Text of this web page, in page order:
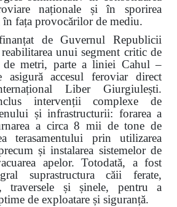
naționale și în sporirea
în fața provocărilor de mediu.
de Guvernul Republicii
unui segment critic de
metri, parte a liniei Cahul –
asigură accesul feroviar direct
Liber Giurgiulești.
intervenții complexe de
și infrastructurii: forarea a
a circa 8 mii de tone de
terasamentului prin utilizarea
și instalarea sistemelor de
apelor. Totodată, a fost
suprastructura căii ferate,
traversele și șinele, pentru a
de exploatare și siguranță.